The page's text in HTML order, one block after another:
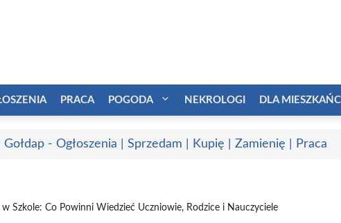
PRACA POGODA NEKROLOGI DLA
Gołdap - Ogłoszenia | Sprzedam | Kupię | Zamienię | Praca
w Szkole: Co Powinni Wiedzieć Uczniowie, Rodzice i Nauczyciele